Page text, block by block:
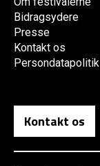
Bidragsydere
Presse
Kontakt os
Persondatapolitik
Kontakt os